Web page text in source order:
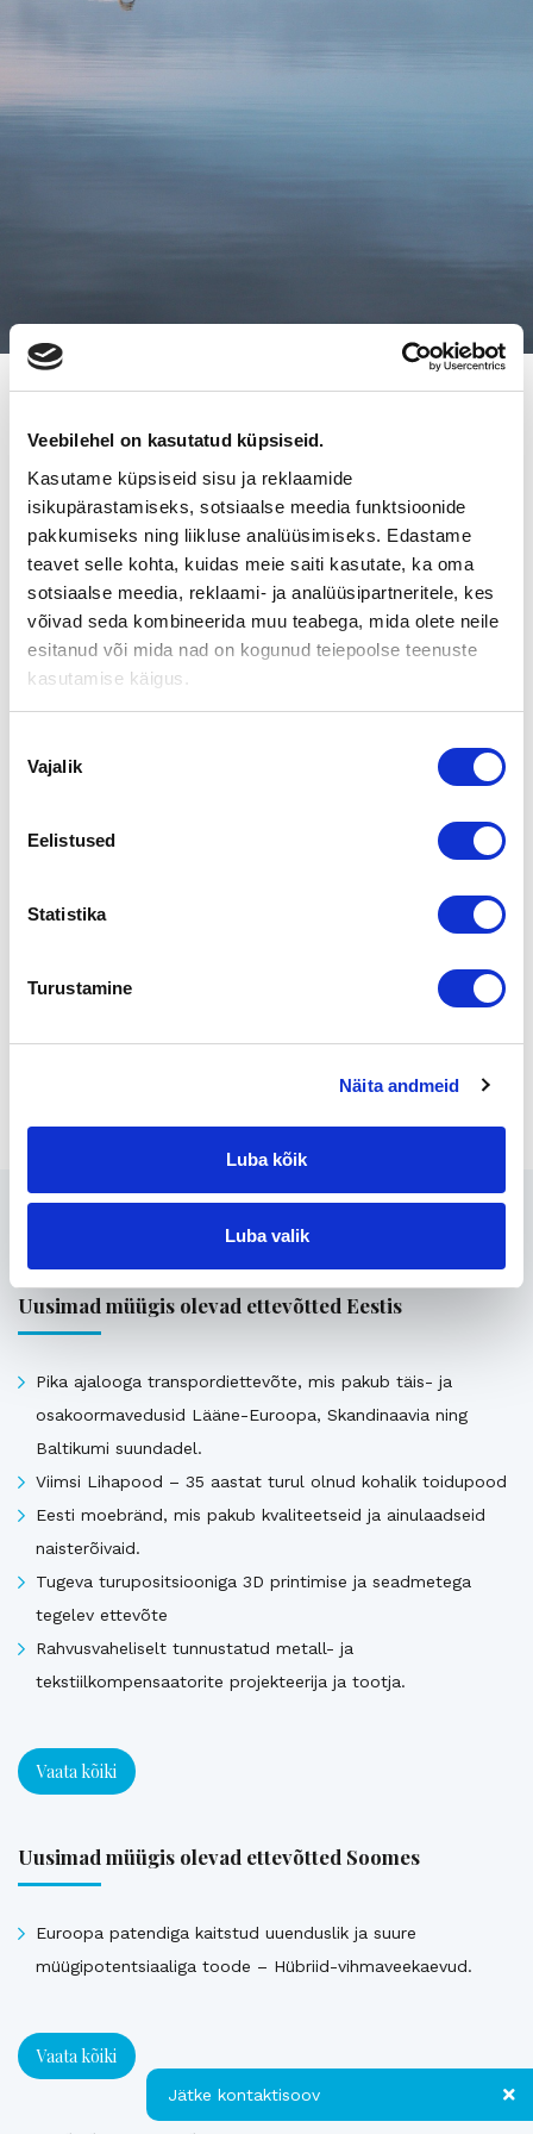
Veebilehel on kasutatud küpsiseid.
Kasutame küpsiseid sisu ja reklaamide
isikupärastamiseks, sotsiaalse meedia funktsioonide
pakkumiseks ning liikluse analüüsimiseks. Edastame
teavet selle kohta, kuidas meie saiti kasutate, ka oma
sotsiaalse meedia, reklaami- ja analüüsipartneritele, kes
võivad seda kombineerida muu teabega, mida olete neile
esitanud või mida nad on kogunud teiepoolse teenuste
kasutamise käigus.
valik
Vajalik
Eelistused
Statistika
Turustamine
Näita andmeid
Luba kõik
Luba valik
19.8.2010
SUOMEN YRITYSKAUPAT
OSALLISTUU ETELÄ-POHJANMAAN
YRITYSMARKKINAT -
TAPAHTUMAAN
Suomen Yrityskaupat Pohjanmaan edustaja Jani Karlsson on
tavattavissa Etelä-Pohjanmaan Yritysmarkkinat -
Yhteystiedot:
050 568 1869
Seotud
Uusimad müügis olevad ettevõtted Eestis
Pika ajalooga transpordiettevõte, mis pakub täis- ja
osakoormavedusid Lääne-Euroopa, Skandinaavia ning
Baltikumi suundadel.
Viimsi Lihapood – 35 aastat turul olnud kohalik toidupood
Eesti moebränd, mis pakub kvaliteetseid ja ainulaadseid
naisterõivaid.
Tugeva turupositsiooniga 3D printimise ja seadmetega
tegelev ettevõte
Rahvusvaheliselt tunnustatud metall- ja
tekstiilkompensaatorite projekteerija ja tootja.
Vaata kõiki
Uusimad müügis olevad ettevõtted Soomes
Euroopa patendiga kaitstud uuenduslik ja suure
müügipotentsiaaliga toode – Hübriid-vihmaveekaevud.
Vaata kõiki
Jätke kontaktisoov